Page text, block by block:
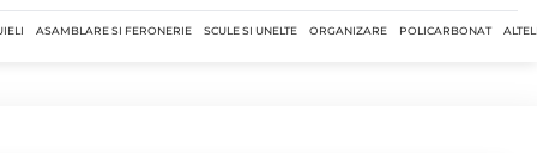
ASAMBLARE SI FERONERIE SCULE SI UNELTE ORGANIZARE POLICARBONAT